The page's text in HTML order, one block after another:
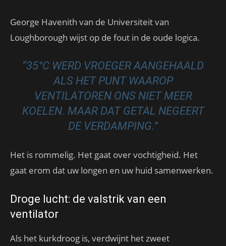
George Havenith van de Universiteit van
Loughborough wijst op de fout in de oude logica.
“35°C WERD VROEGER AANGEHAALD
ALS HET PUNT WAAROP
VENTILATOREN ONS NIET MEER
KOELEN. MAAR DAT GETAL NEGEERT
DE VERDAMPING.”
Het is rommelig. Het gaat over vochtigheid. Het
gaat erom dat uw longen en uw huid samenwerken.
Droge lucht: de valstrik van een
ventilator
Als het kurkdroog is, verdwijnt het zweet